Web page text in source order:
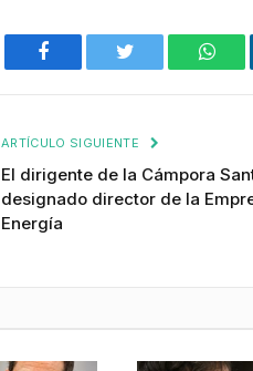
Facebook Twitter
ARTÍCULO SIGUIENTE
El dirigente de la Cámpora
designado director de la
Energía